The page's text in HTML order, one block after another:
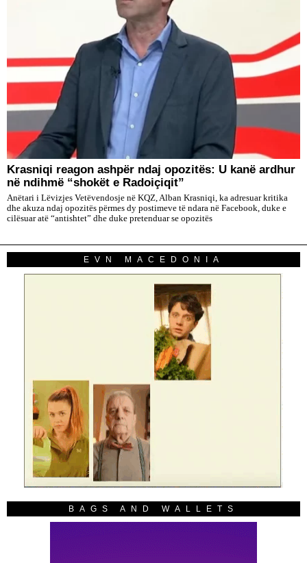
​Krasniqi reagon ashpër ndaj opozitës: U kanë ardhur
në ndihmë “shokët e Radoiçiqit”
Anëtari i Lëvizjes Vetëvendosje në KQZ, Alban Krasniqi, ka adresuar kritika
dhe akuza ndaj opozitës përmes dy postimeve të ndara në Facebook, duke e
cilësuar atë “antishtet” dhe duke pretenduar se opozitës
EVN MACEDONIA
BAGS AND WALLETS